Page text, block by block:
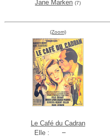
Jane Marken (7)
(Zoom)
Le Café du Cadran
Elle :